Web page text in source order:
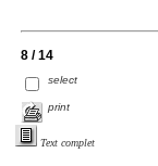
8 / 14
select
print
Text complet